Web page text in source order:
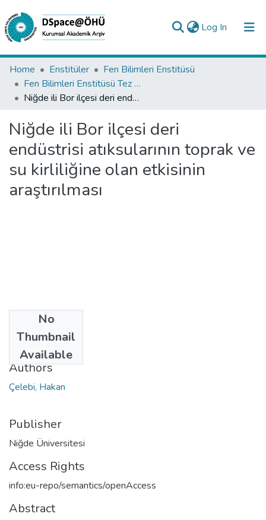
Log In (current)
Collections
All of DSpace
Analyze
Request/Question
Home Enstitüler
Fen Bilimleri Enstitüsü
Fen Bilimleri Enstitüsü Tez Koleksiyonu
Niğde ili Bor ilçesi deri endüstrisi atıksularının toprak ve su kirliliğine olan etkisinin araştırılması
Niğde ili Bor ilçesi deri
endüstrisi atıksularının toprak ve
su kirliliğine olan etkisinin
araştırılması
No
Thumbnail
Available
2005
Authors
Çelebi, Hakan
Publisher
Niğde Üniversitesi
Access Rights
info:eu-repo/semantics/openAccess
Abstract